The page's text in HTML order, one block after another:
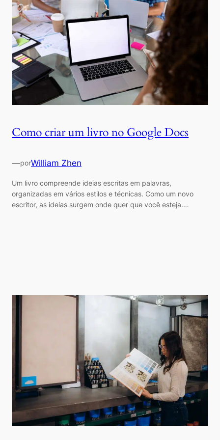
Como criar um livro no Google Docs
—porWilliam Zhen
Um livro compreende ideias escritas em palavras,
organizadas em vários estilos e técnicas. Como um novo
escritor, as ideias surgem onde quer que você esteja.…